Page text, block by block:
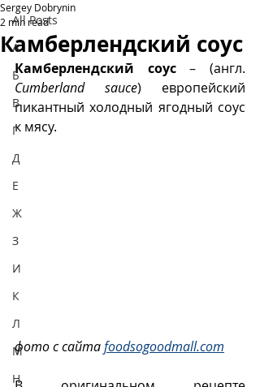
All Posts
А
Б
В
Г
Д
Е
Ж
З
И
К
Л
М
Н
Камберлендский соус
Sergey Dobrynin
2 min read
Камберлендский соус
Cumberland sauce) европейский
пикантный холодный ягодный соус
к мясу.
фото с сайта foodsogoodmall.com